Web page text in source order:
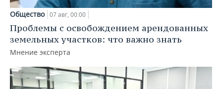
Общество 07 авг, 00:00
Проблемы с освобождением арендованных
земельных участков: что важно знать
Мнение эксперта